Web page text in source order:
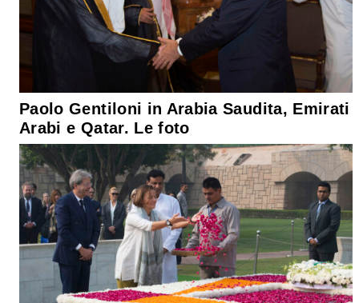
Paolo Gentiloni in Arabia Saudita, Emirati
Arabi e Qatar. Le foto